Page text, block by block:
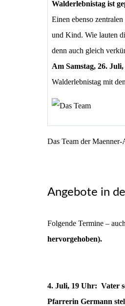
Walderlebnistag ist
Einen ebenso
und Kind. Wie lauten
denn auch gleich
Am Samstag, 26.
Walderlebnistag mit
Das Team der
Angebote in
Folgende Termine –
hervorgehoben).
4. Juli, 19 Uhr: Vater
Pfarrerin Germann